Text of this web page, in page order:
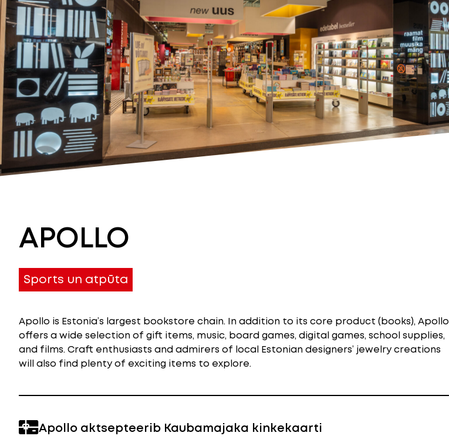
APOLLO
Sports un atpūta
Apollo is Estonia’s largest bookstore chain. In addition to its core product (books), Apollo
offers a wide selection of gift items, music, board games, digital games, school supplies,
and films. Craft enthusiasts and admirers of local Estonian designers’ jewelry creations
will also find plenty of exciting items to explore.
Apollo aktsepteerib Kaubamajaka kinkekaarti